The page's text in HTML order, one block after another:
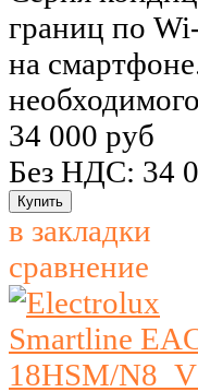
границ по
на
34 000 руб
Без НДС: 34
в закладки
сравнение